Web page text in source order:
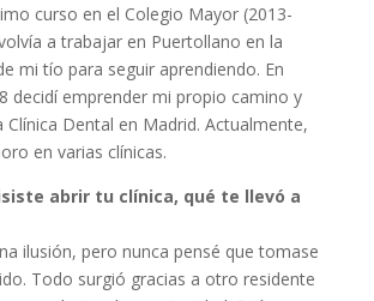
curso en el Colegio Mayor (2013-
a trabajar en Puertollano en la
mi tío para seguir aprendiendo. En
decidí emprender mi propio camino y
Clínica Dental en Madrid. Actualmente,
en varias clínicas.
abrir tu clínica, qué te llevó a
ilusión, pero nunca pensé que tomase
Todo surgió gracias a otro residente